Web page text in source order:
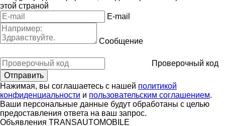
этой страной
E-mail
Сообщение
Проверочный код
Нажимая, вы соглашаетесь с нашей политикой
конфиденциальности и пользовательским соглашением.
Ваши персональные данные будут обработаны с целью
предоставления ответа на ваш запрос.
Объявления TRANSAUTOMOBILE